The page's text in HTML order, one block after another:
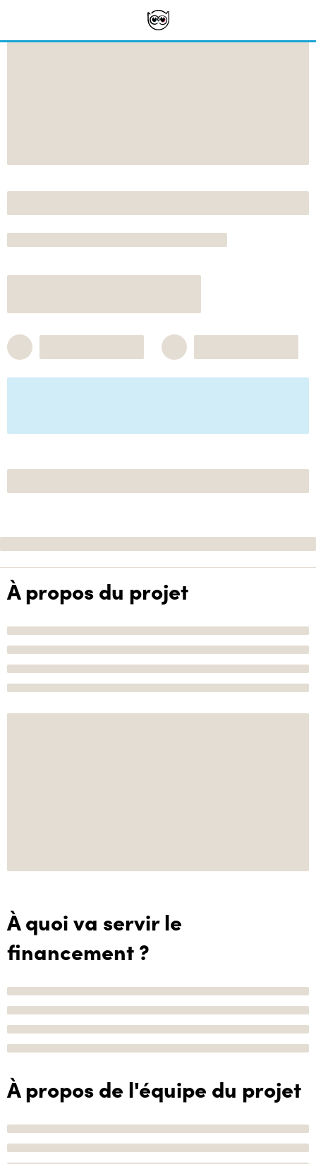
À propos du projet
À quoi va servir le
financement ?
À propos de l'équipe du projet